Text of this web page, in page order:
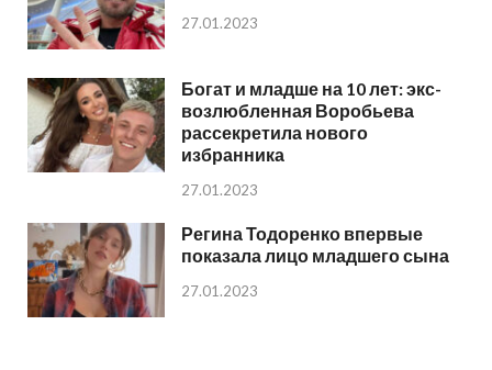
27.01.2023
Богат и младше на 10 лет: экс-
возлюбленная Воробьева
рассекретила нового
избранника
27.01.2023
Регина Тодоренко впервые
показала лицо младшего сына
27.01.2023